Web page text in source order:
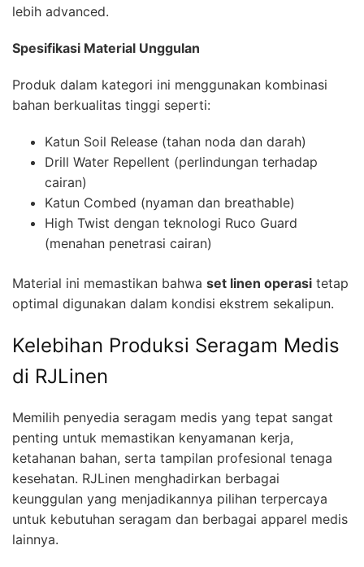
lebih advanced.
Spesifikasi Material Unggulan
Produk dalam kategori ini menggunakan kombinasi
bahan berkualitas tinggi seperti:
Katun Soil Release (tahan noda dan darah)
Drill Water Repellent (perlindungan terhadap
cairan)
Katun Combed (nyaman dan breathable)
High Twist dengan teknologi Ruco Guard
(menahan penetrasi cairan)
Material ini memastikan bahwa set linen operasi tetap
optimal digunakan dalam kondisi ekstrem sekalipun.
Kelebihan Produksi Seragam Medis
di RJLinen
Memilih penyedia seragam medis yang tepat sangat
penting untuk memastikan kenyamanan kerja,
ketahanan bahan, serta tampilan profesional tenaga
kesehatan. RJLinen menghadirkan berbagai
keunggulan yang menjadikannya pilihan terpercaya
untuk kebutuhan seragam dan berbagai apparel medis
lainnya.